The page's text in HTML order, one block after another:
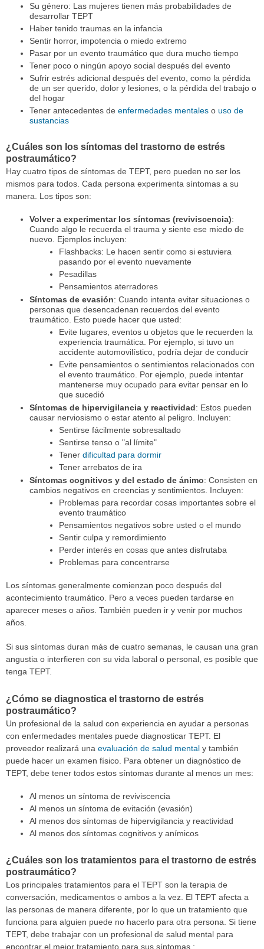
Su género: Las mujeres tienen más probabilidades de
desarrollar TEPT
Haber tenido traumas en la infancia
Sentir horror, impotencia o miedo extremo
Pasar por un evento traumático que dura mucho tiempo
Tener poco o ningún apoyo social después del evento
Sufrir estrés adicional después del evento, como la pérdida
de un ser querido, dolor y lesiones, o la pérdida del trabajo o
del hogar
Tener antecedentes de enfermedades mentaleso uso de
sustancias
¿Cuáles son los síntomas del trastorno de estrés
postraumático?
Hay cuatro tipos de síntomas de TEPT, pero pueden no ser los
mismos para todos. Cada persona experimenta síntomas a su
manera. Los tipos son:
Volver a experimentar los síntomas (reviviscencia):
Cuando algo le recuerda el trauma y siente ese miedo de
nuevo. Ejemplos incluyen:
Flashbacks: Le hacen sentir como si estuviera
pasando por el evento nuevamente
Pesadillas
Pensamientos aterradores
Síntomas de evasión: Cuando intenta evitar situaciones o
personas que desencadenan recuerdos del evento
traumático. Esto puede hacer que usted:
Evite lugares, eventos u objetos que le recuerden la
experiencia traumática. Por ejemplo, si tuvo un
accidente automovilístico, podría dejar de conducir
Evite pensamientos o sentimientos relacionados con
el evento traumático. Por ejemplo, puede intentar
mantenerse muy ocupado para evitar pensar en lo
que sucedió
Síntomas de hipervigilancia y reactividad: Estos pueden
causar nerviosismo o estar atento al peligro. Incluyen:
Sentirse fácilmente sobresaltado
Sentirse tenso o "al límite"
Tener dificultad para dormir
Tener arrebatos de ira
Síntomas cognitivos y del estado de ánimo: Consisten en
cambios negativos en creencias y sentimientos. Incluyen:
Problemas para recordar cosas importantes sobre el
evento traumático
Pensamientos negativos sobre usted o el mundo
Sentir culpa y remordimiento
Perder interés en cosas que antes disfrutaba
Problemas para concentrarse
Los síntomas generalmente comienzan poco después del
acontecimiento traumático. Pero a veces pueden tardarse en
aparecer meses o años. También pueden ir y venir por muchos
años.
Si sus síntomas duran más de cuatro semanas, le causan una gran
angustia o interfieren con su vida laboral o personal, es posible que
tenga TEPT.
¿Cómo se diagnostica el trastorno de estrés
postraumático?
Un profesional de la salud con experiencia en ayudar a personas
con enfermedades mentales puede diagnosticar TEPT. El
proveedor realizará una evaluación de salud mental y también
puede hacer un examen físico. Para obtener un diagnóstico de
TEPT, debe tener todos estos síntomas durante al menos un mes:
Al menos un síntoma de reviviscencia
Al menos un síntoma de evitación (evasión)
Al menos dos síntomas de hipervigilancia y reactividad
Al menos dos síntomas cognitivos y anímicos
¿Cuáles son los tratamientos para el trastorno de estrés
postraumático?
Los principales tratamientos para el TEPT son la terapia de
conversación, medicamentos o ambos a la vez. El TEPT afecta a
las personas de manera diferente, por lo que un tratamiento que
funciona para alguien puede no hacerlo para otra persona. Si tiene
TEPT, debe trabajar con un profesional de salud mental para
encontrar el mejor tratamiento para sus síntomas.: